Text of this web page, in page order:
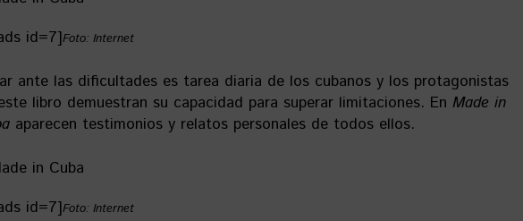
id=7]Foto: Internet
ante las dificultades es tarea diaria de los cubanos y los protagonistas
libro demuestran su capacidad para superar limitaciones. En Made in
aparecen testimonios y relatos personales de todos ellos.
id=7]Foto: Internet